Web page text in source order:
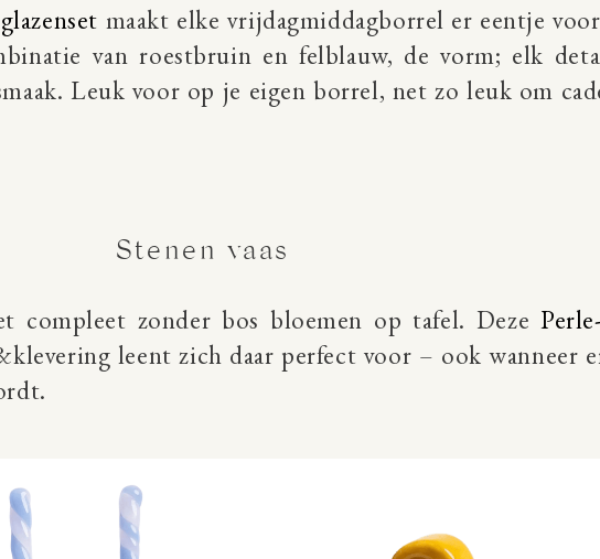
maakt elke vrijdagmiddagborrel er eentje
van roestbruin en felblauw, de vorm; elk
Leuk voor op je eigen borrel, net zo leuk om
Stenen vaas
compleet zonder bos bloemen op tafel. Deze
leent zich daar perfect voor – ook wanneer